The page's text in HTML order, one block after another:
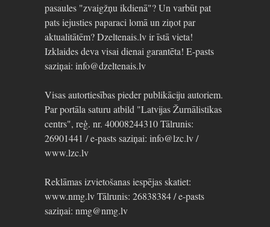
pasaules "zvaigžņu ikdienā"? Un varbūt pat
pats iejusties paparaci lomā un ziņot par
aktualitātēm? Dzeltenais.lv ir īstā vieta!
Izklaides deva visai dienai garantēta! E-pasts
saziņai: info@dzeltenais.lv
Visas autortiesības pieder publikāciju autoriem.
Par portāla saturu atbild "Latvijas Žurnālistikas
centrs", reģ. nr. 40008244310 Tālrunis:
26901441 / e-pasts saziņai: info@lzc.lv /
www.lzc.lv
Reklāmas izvietošanas iespējas skatiet:
www.nmg.lv Tālrunis: 26838384 / e-pasts
saziņai: nmg@nmg.lv